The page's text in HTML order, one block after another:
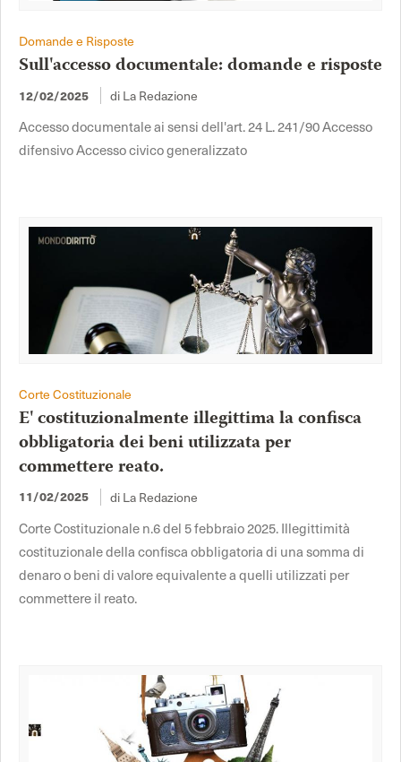
Domande e Risposte
Sull'accesso documentale: domande e risposte
12/02/2025 di La Redazione
Accesso documentale ai sensi dell'art. 24 L. 241/90 Accesso
difensivo Accesso civico generalizzato
Corte Costituzionale
E' costituzionalmente illegittima la confisca
obbligatoria dei beni utilizzata per
commettere reato.
11/02/2025 di La Redazione
Corte Costituzionale n.6 del 5 febbraio 2025. Illegittimità
costituzionale della confisca obbligatoria di una somma di
denaro o beni di valore equivalente a quelli utilizzati per
commettere il reato.